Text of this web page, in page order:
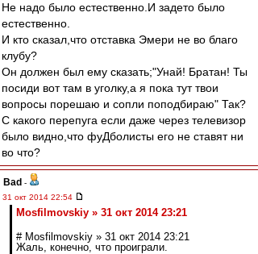
Не надо было естественно.И задето было
естественно.
И кто сказал,что отставка Эмери не во благо
клубу?
Он должен был ему сказать;"Унай! Братан! Ты
посиди вот там в уголку,а я пока тут твои
вопросы порешаю и сопли поподбираю" Так?
С какого перепуга если даже через телевизор
было видно,что фуДболисты его не ставят ни
во что?
Bad -
31 окт 2014 22:54
Mosfilmovskiy » 31 окт 2014 23:21
# Mosfilmovskiy » 31 окт 2014 23:21
Жаль, конечно, что проиграли.